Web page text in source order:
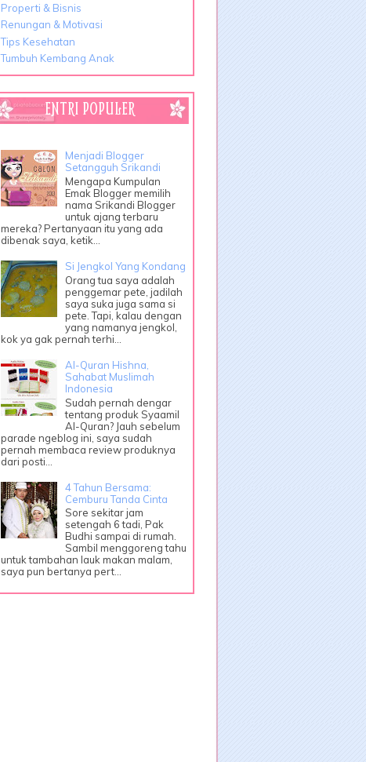
Properti & Bisnis
Renungan & Motivasi
Tips Kesehatan
Tumbuh Kembang Anak
ENTRI POPULER
Menjadi Blogger
Setangguh Srikandi
Mengapa Kumpulan
Emak Blogger memilih
nama Srikandi Blogger
untuk ajang terbaru
mereka? Pertanyaan itu yang ada
dibenak saya, ketik...
Si Jengkol Yang Kondang
Orang tua saya adalah
penggemar pete, jadilah
saya suka juga sama si
pete. Tapi, kalau dengan
yang namanya jengkol,
kok ya gak pernah terhi...
Al-Quran Hishna,
Sahabat Muslimah
Indonesia
Sudah pernah dengar
tentang produk Syaamil
Al-Quran? Jauh sebelum
parade ngeblog ini, saya sudah
pernah membaca review produknya
dari posti...
4 Tahun Bersama:
Cemburu Tanda Cinta
Sore sekitar jam
setengah 6 tadi, Pak
Budhi sampai di rumah.
Sambil menggoreng tahu
untuk tambahan lauk makan malam,
saya pun bertanya pert...